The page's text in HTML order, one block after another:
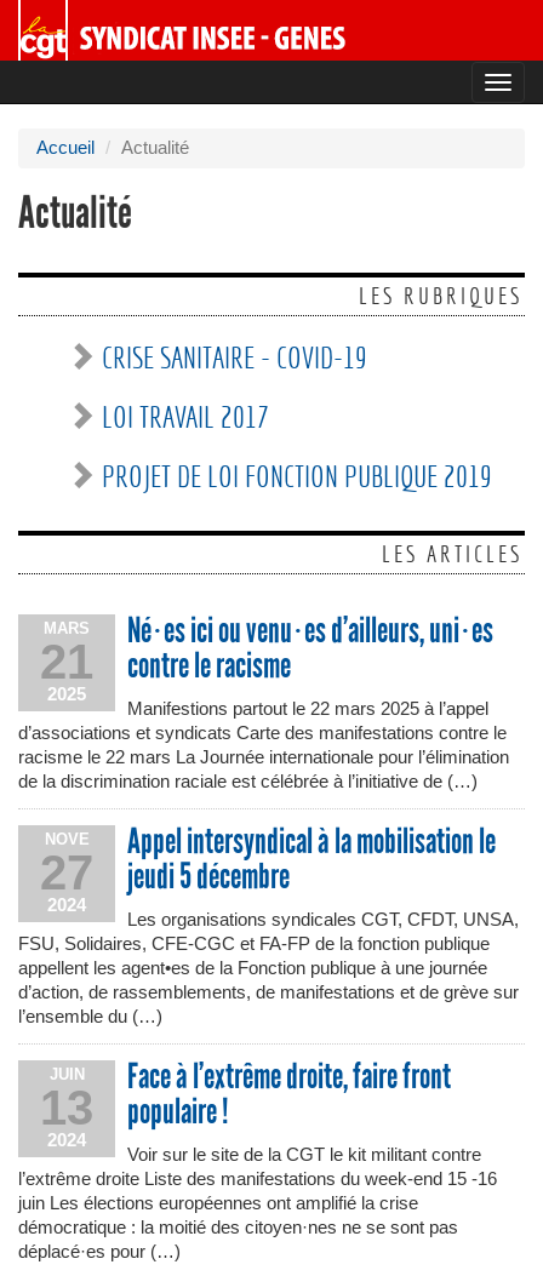
Accueil Actualité
Actualité
LES RUBRIQUES
CRISE SANITAIRE - COVID-19
LOI TRAVAIL 2017
PROJET DE LOI FONCTION PUBLIQUE 2019
LES ARTICLES
MARS
21
2025
Né·es ici ou venu·es d’ailleurs, uni·es
contre le racisme
Manifestions partout le 22 mars 2025 à l’appel
d’associations et syndicats Carte des manifestations contre le
racisme le 22 mars La Journée internationale pour l’élimination
de la discrimination raciale est célébrée à l’initiative de (…)
NOVE
27
2024
Appel intersyndical à la mobilisation le
jeudi 5 décembre
Les organisations syndicales CGT, CFDT, UNSA,
FSU, Solidaires, CFE-CGC et FA-FP de la fonction publique
appellent les agent•es de la Fonction publique à une journée
d’action, de rassemblements, de manifestations et de grève sur
l’ensemble du (…)
JUIN
13
2024
Face à l’extrême droite, faire front
populaire !
Voir sur le site de la CGT le kit militant contre
l’extrême droite Liste des manifestations du week-end 15 -16
juin Les élections européennes ont amplifié la crise
démocratique : la moitié des citoyen·nes ne se sont pas
déplacé·es pour (…)